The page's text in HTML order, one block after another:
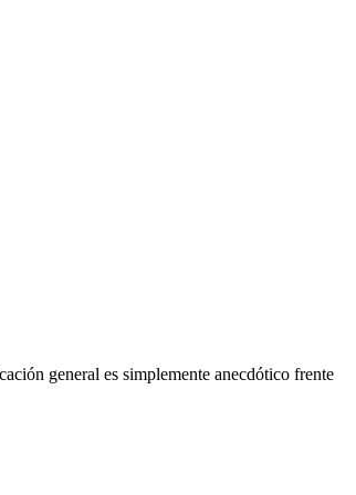
general es simplemente anecdótico frente